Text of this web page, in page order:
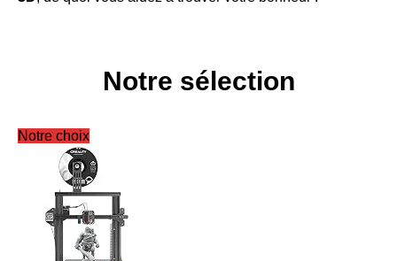
Notre sélection
Notre choix